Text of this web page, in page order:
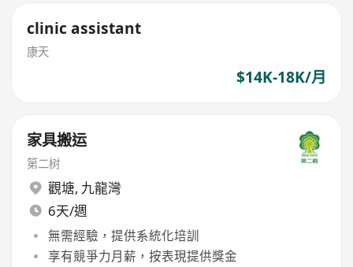
clinic assistant
康天
$14K-18K/月
家具搬运
第二树
觀塘, 九龍灣
6天/週
無需經驗，提供系統化培訓
享有競爭力月薪，按表現提供獎金